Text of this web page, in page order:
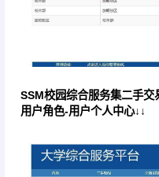
SSM校园综合服务集二手
用户角色-用户个人中心↓↓